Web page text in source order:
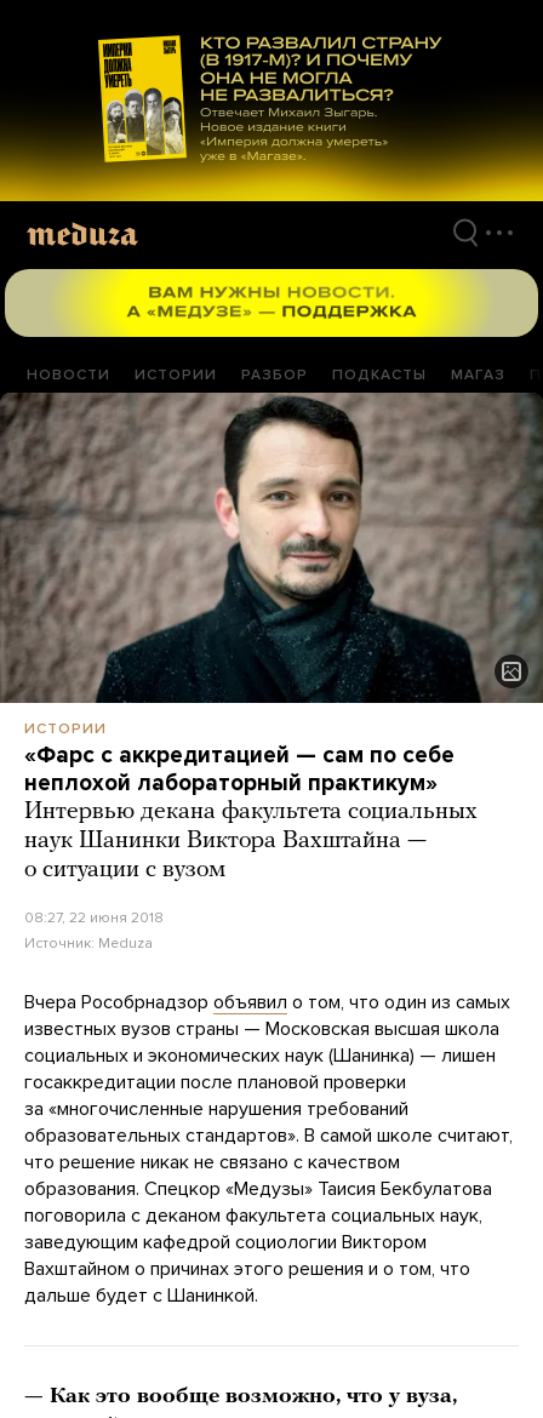
материалам
НОВОСТИ ИСТОРИИ РАЗБОР ПОДКАСТЫ МАГАЗ
ИСТОРИИ
«Фарс с аккредитацией — сам по себе
неплохой лабораторный практикум»
Интервью декана факультета социальных
наук Шанинки Виктора Вахштайна —
о ситуации с вузом
08:27, 22 июня 2018
Источник: Meduza
Вчера Рособрнадзор объявил о том, что один из самых
известных вузов страны — Московская высшая школа
социальных и экономических наук (Шанинка) — лишен
госаккредитации после плановой проверки
за «многочисленные нарушения требований
образовательных стандартов». В самой школе считают,
что решение никак не связано с качеством
образования. Спецкор «Медузы» Таисия Бекбулатова
поговорила с деканом факультета социальных наук,
заведующим кафедрой социологии Виктором
Вахштайном о причинах этого решения и о том, что
дальше будет с Шанинкой.
— Как это вообще возможно, что у вуза,